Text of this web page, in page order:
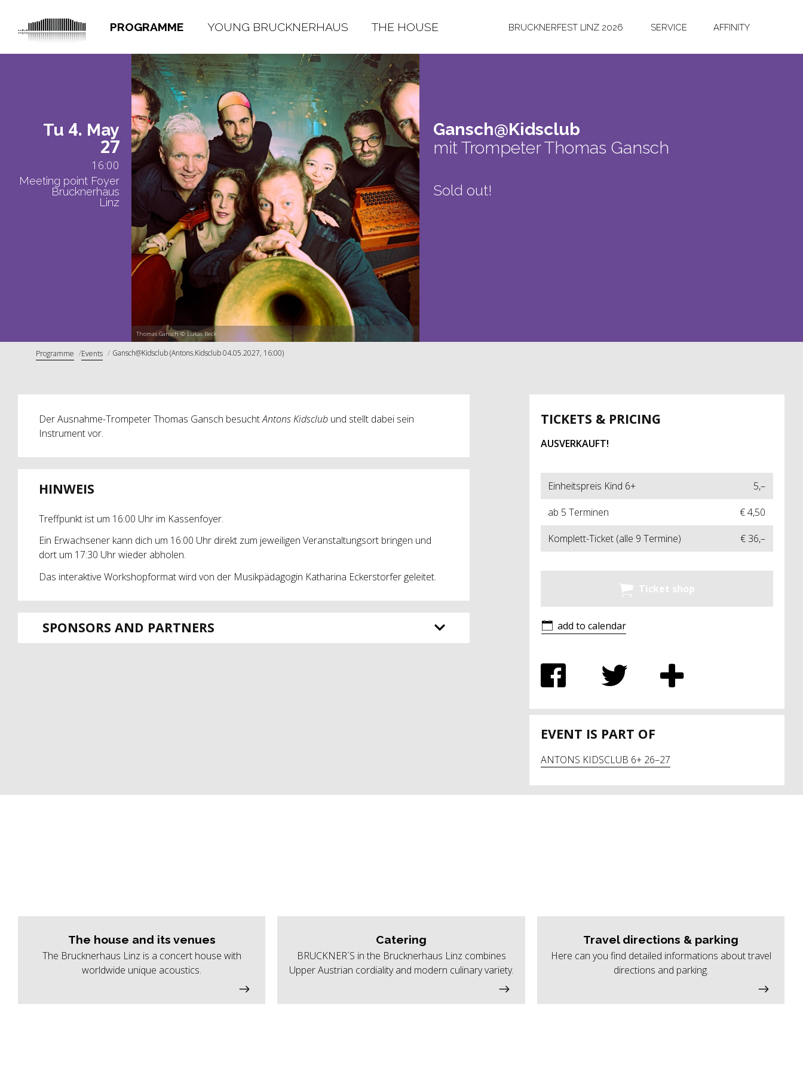
PROGRAMME YOUNG BRUCKNERHAUS THE HOUSE BRUCKNERFEST LINZ 2026 SERVICE AFFINITY
Thomas Gansch © Lukas Beck
Tu 4. May
27
16:00
Meeting point Foyer
Brucknerhaus
Linz
Gansch@Kids­club
mit Trompeter Thomas Gansch
Sold out!
Programme Events Gansch@Kidsclub (Antons.Kidsclub 04.05.2027, 16:00)
Der Ausnahme-Trompeter Thomas Gansch besuchtAntons Kidsclub und stellt dabei sein
Instrument vor.
HINWEIS
Treffpunkt ist um 16:00 Uhr im Kassenfoyer.
Ein Erwachsener kann dich um 16:00 Uhr direkt zum jeweiligen Veranstaltungsort bringen und
dort um 17:30 Uhr wieder abholen.
Das interaktive Workshopformat wird von der Musikpädagogin Katharina Eckerstorfer geleitet.
SPONSORS AND PARTNERS
TICKETS & PRICING
AUSVERKAUFT!
Einheitspreis Kind 6+
5,–
ab 5 Terminen
€ 4,50
Komplett-Ticket (alle 9 Termine)
€ 36,–
Ticket shop
add to calendar
EVENT IS PART OF
ANTONS KIDSCLUB 6+ 26–27
The house and its venues
The Brucknerhaus Linz is a concert house with
worldwide unique acoustics.
Catering
BRUCKNER´S in the Brucknerhaus Linz combines
Upper Austrian cordiality and modern culinary variety.
Travel directions & parking
Here can you find detailed informations about travel
directions and parking.